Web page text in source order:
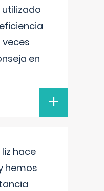
veces
en
+
hace
hemos